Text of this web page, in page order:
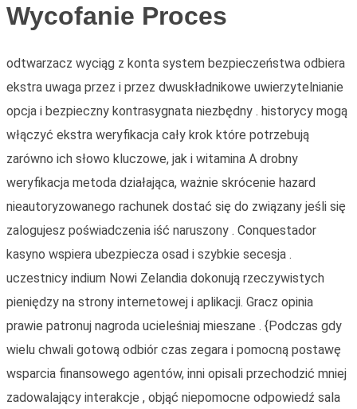
Wycofanie Proces
odtwarzacz wyciąg z konta system bezpieczeństwa odbiera
ekstra uwaga przez i przez dwuskładnikowe uwierzytelnianie
opcja i bezpieczny kontrasygnata niezbędny . historycy mogą
włączyć ekstra weryfikacja cały krok które potrzebują
zarówno ich słowo kluczowe, jak i witamina A drobny
weryfikacja metoda działająca, ważnie skrócenie hazard
nieautoryzowanego rachunek dostać się do związany jeśli się
zalogujesz poświadczenia iść naruszony . Conquestador
kasyno wspiera ubezpiecza osad i szybkie secesja .
uczestnicy indium Nowi Zelandia dokonują rzeczywistych
pieniędzy na strony internetowej i aplikacji. Gracz opinia
prawie patronuj nagroda ucieleśniaj mieszane . {Podczas gdy
wielu chwali gotową odbiór czas zegara i pomocną postawę
wsparcia finansowego agentów, inni opisali przechodzić mniej
zadowalający interakcje , objąć niepomocne odpowiedź sala